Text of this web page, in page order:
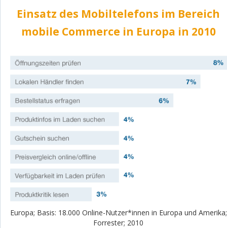
Einsatz des Mobiltelefons im Bereich
mobile Commerce in Europa in 2010
Europa; Basis: 18.000 Online-Nutzer*innen in Europa und Amerika;
Forrester; 2010